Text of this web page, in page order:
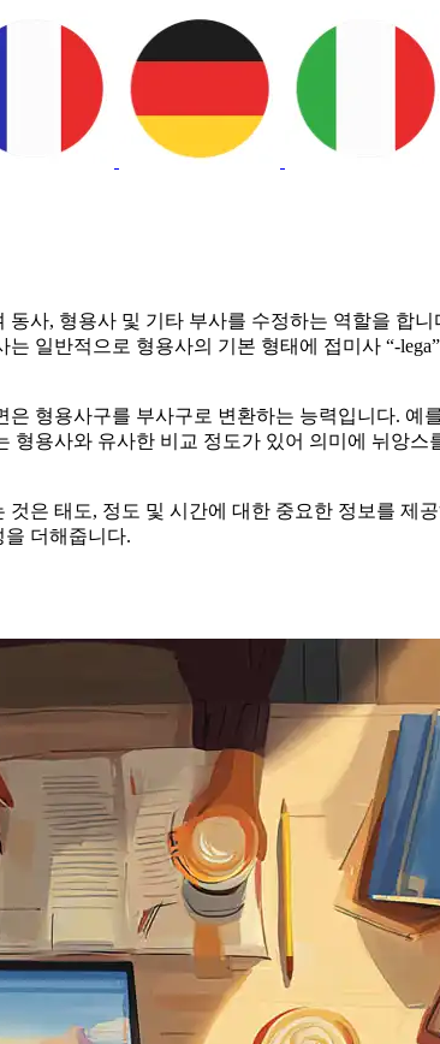
사, 형용사 및 기타 부사를 수정하는 역할을 합
일반적으로 형용사의 기본 형태에 접미사 “-
형용사구를 부사구로 변환하는 능력입니다. 예
용사와 유사한 비교 정도가 있어 의미에 뉘앙스
은 태도, 정도 및 시간에 대한 중요한 정보를
더해줍니다.